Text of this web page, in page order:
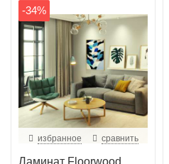
-34%
избранное сравнить
Ламинат Floorwood